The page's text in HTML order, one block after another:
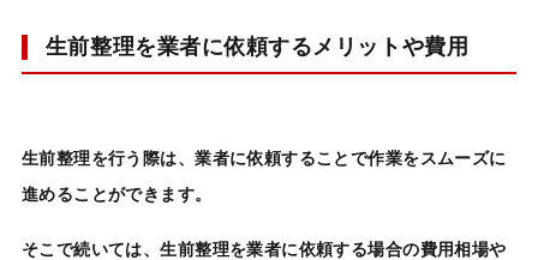
生前整理を業者に依頼するメリットや費用
生前整理を行う際は、業者に依頼することで作業をスムーズに
進めることができます。
そこで続いては、生前整理を業者に依頼する場合の費用相場や